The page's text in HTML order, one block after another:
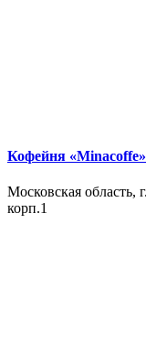
Кофейня «Minacoffe»
Московская
корп.1